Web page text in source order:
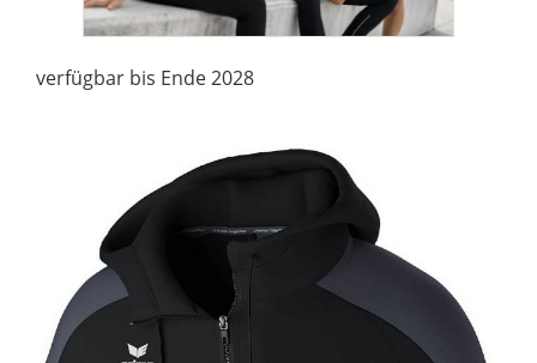
verfügbar bis Ende 2028